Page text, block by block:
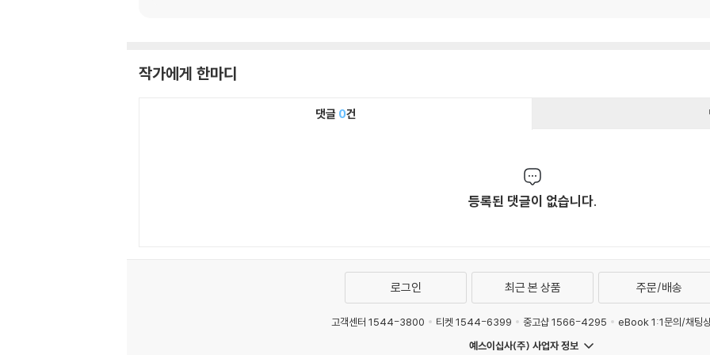
작가에게 한마디
댓글 0건
등록된 댓글이 없습니다.
로그인 최근 본 상품 주문/배송
고객센터 1544-3800 티켓 1544-6399 중고샵 1566-4295
eBook 1:1문의/채팅
예스이십사(주) 사업자 정보